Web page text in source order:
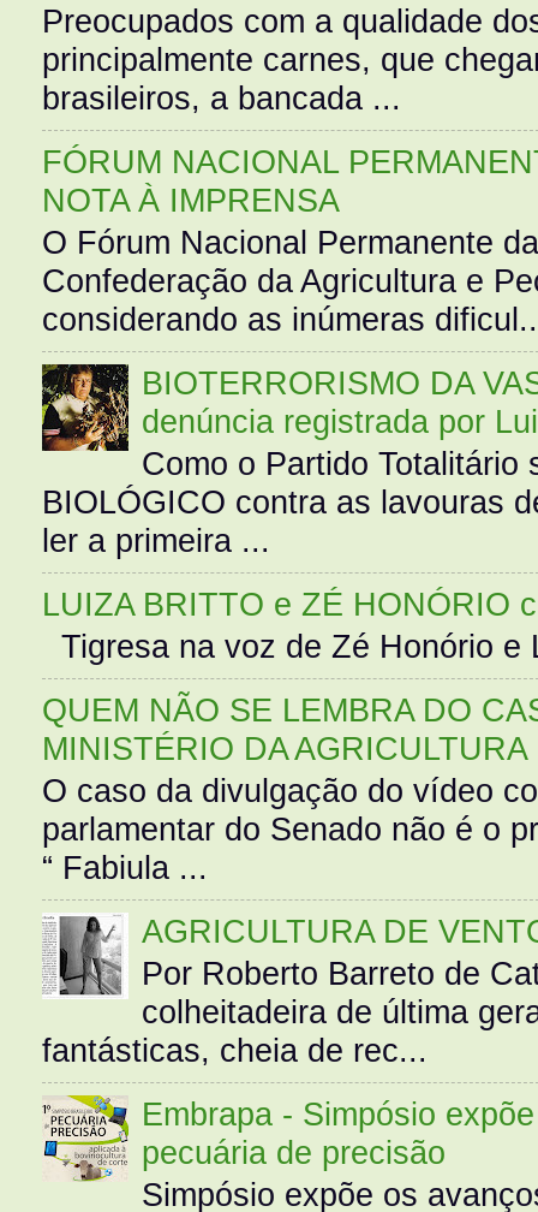
Preocupados com a qualidade
principalmente carnes, que
brasileiros, a bancada ...
FÓRUM NACIONAL
NOTA À IMPRENSA
O Fórum Nacional Permanente
Confederação da Agricultura e
considerando as inúmeras
BIOTERRORISMO DA
denúncia registrada por
Como o Partido Totalitário
BIOLÓGICO contra as lavouras
ler a primeira ...
LUIZA BRITTO e ZÉ HONÓRIO
Tigresa na voz de Zé Honório
QUEM NÃO SE LEMBRA DO
MINISTÉRIO DA AGRICULTURA
O caso da divulgação do vídeo
parlamentar do Senado não é o
“ Fabiula ...
AGRICULTURA DE
Por Roberto Barreto de
colheitadeira de última
fantásticas, cheia de rec...
Embrapa - Simpósio
pecuária de precisão
Simpósio expõe os